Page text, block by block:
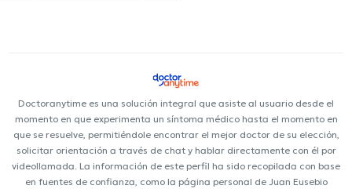
Doctoranytime es una solución integral que asiste al usuario desde el
momento en que experimenta un síntoma médico hasta el momento en
que se resuelve, permitiéndole encontrar el mejor doctor de su elección,
solicitar orientación a través de chat y hablar directamente con él por
videollamada. La información de este perfil ha sido recopilada con base
en fuentes de confianza, como la página personal de Juan Eusebio